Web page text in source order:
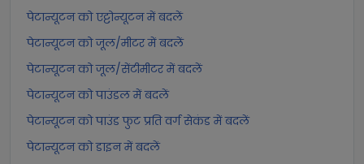
पेटान्यूटन को एट्टोन्यूटन में बदलें
पेटान्यूटन को जूल/मीटर में बदलें
पेटान्यूटन को जूल/सेंटीमीटर में बदलें
पेटान्यूटन को पाउंडल में बदलें
पेटान्यूटन को पाउंड फुट प्रति वर्ग सेकंड में बदलें
पेटान्यूटन को डाइन में बदलें